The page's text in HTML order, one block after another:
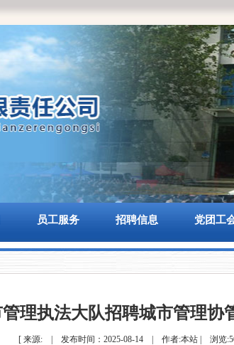
1 2
员工服务 招聘信息 党团工
理执法大队招聘城市管理协
[ 来源: | 发布时间：2025-08-14 | 作者:本站 | 浏览: